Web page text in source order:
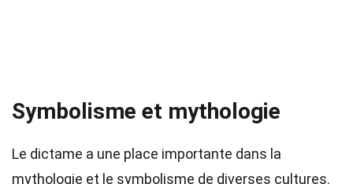
Symbolisme et mythologie
Le dictame a une place importante dans la
mythologie et le symbolisme de diverses cultures.